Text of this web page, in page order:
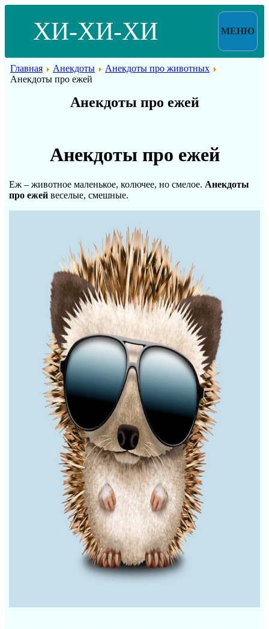
ХИ-ХИ-ХИ МЕНЮ
Главная Анекдоты
Анекдоты про животных
Анекдоты про ежей
Анекдоты про ежей
Анекдоты про ежей
Еж – животное маленькое, колючее, но смелое. Анекдоты
про ежей веселые, смешные.